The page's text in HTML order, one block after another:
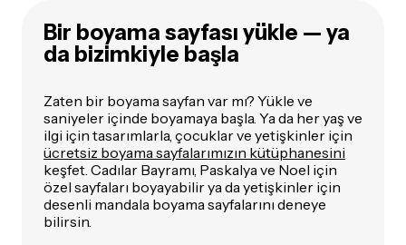
Bir boyama sayfası yükle — ya
da bizimkiyle başla
Zaten bir boyama sayfan var mı? Yükle ve
saniyeler içinde boyamaya başla. Ya da her yaş ve
ilgi için tasarımlarla, çocuklar ve yetişkinler için
ücretsiz boyama sayfalarımızın kütüphanesini
keşfet. Cadılar Bayramı, Paskalya ve Noel için
özel sayfaları boyayabilir ya da yetişkinler için
desenli mandala boyama sayfalarını deneye
bilirsin.